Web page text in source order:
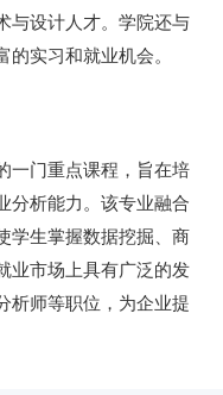
与设计人才。学院还与
实习和就业机会。
一门重点课程，旨在培
分析能力。该专业融合
学生掌握数据挖掘、商
业市场上具有广泛的发
析师等职位，为企业提